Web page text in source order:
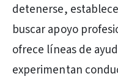
detenerse,
buscar apoyo
ofrece líneas de
experimentan